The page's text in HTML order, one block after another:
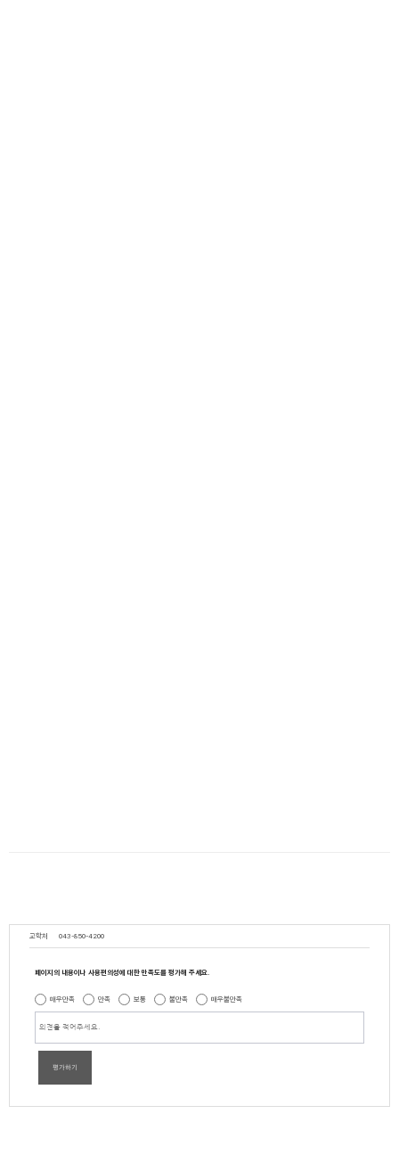
교학처 043-850-4200
페이지의 내용이나 사용편의성에 대한 만족도를 평가해 주세요.
매우만족 만족 보통 불만족 매우불만족
평가하기